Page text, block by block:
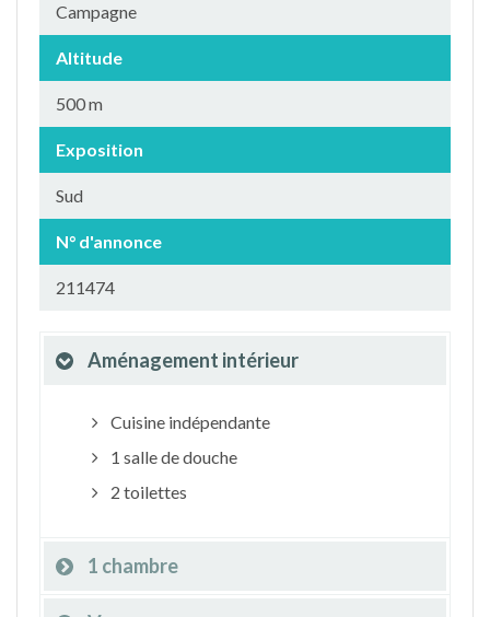
Campagne
Altitude
500 m
Exposition
Sud
N° d'annonce
211474
Aménagement intérieur
Cuisine indépendante
1 salle de douche
2 toilettes
1 chambre